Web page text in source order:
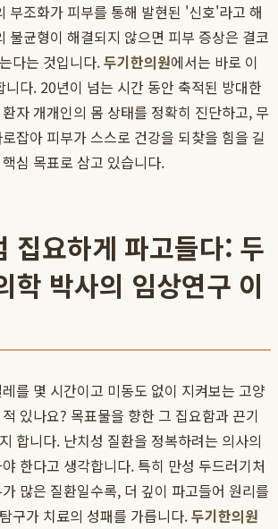
부조화가 피부를 통해 발현된 '신호'라고 해
불균형이 해결되지 않으면 피부 증상은 결코
다는 것입니다.두기한의원에서는 바로 이
다. 20년이 넘는 시간 동안 축적된 방대한
자 개개인의 몸 상태를 정확히 진단하고, 무
잡아 피부가 스스로 건강을 되찾을 힘을 길
심 목표로 삼고 있습니다.
집요하게 파고들다: 두
학 박사의 임상연구 이
를 몇 시간이고 미동도 없이 지켜보는 고양
있나요? 목표물을 향한 그 집요함과 끈기
합니다. 난치성 질환을 정복하려는 의사의
한다고 생각합니다. 특히 만성 두드러기처
많은 질환일수록, 더 깊이 파고들어 원리를
구가 치료의 성패를 가릅니다.두기한의원